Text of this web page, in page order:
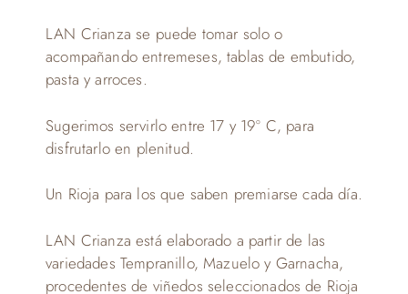
LAN Crianza se puede tomar solo o
acompañando entremeses, tablas de embutido,
pasta y arroces.
Sugerimos servirlo entre 17 y 19º C, para
disfrutarlo en plenitud.
Un Rioja para los que saben premiarse cada día.
LAN Crianza está elaborado a partir de las
variedades Tempranillo, Mazuelo y Garnacha,
procedentes de viñedos seleccionados de Rioja